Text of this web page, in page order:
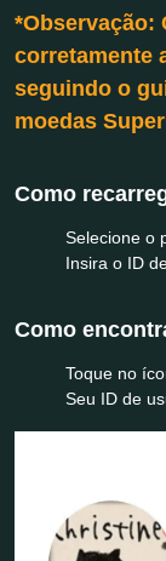
*Observação:
corretamente
seguindo o
moedas
Como
Selecione o
Insira o ID
Como
Toque no
Seu ID de